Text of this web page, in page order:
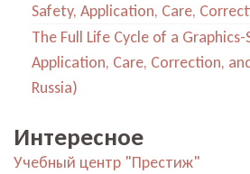
Safety, Application, Care,
The Full Life Cycle of a
Application, Care, Correction,
Russia)
Интересное
Учебный центр "Престиж"